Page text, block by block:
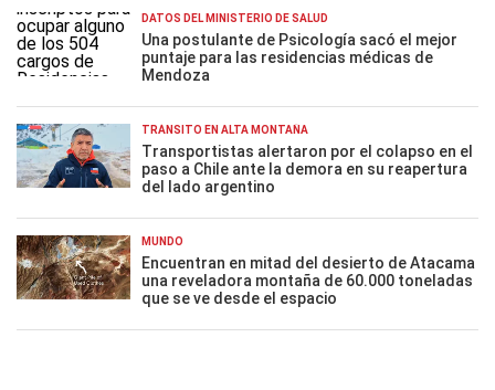
DATOS DEL MINISTERIO DE SALUD
Una postulante de Psicología sacó el mejor
puntaje para las residencias médicas de
Mendoza
TRÁNSITO EN ALTA MONTAÑA
Transportistas alertaron por el colapso en el
paso a Chile ante la demora en su reapertura
del lado argentino
MUNDO
Encuentran en mitad del desierto de Atacama
una reveladora montaña de 60.000 toneladas
que se ve desde el espacio